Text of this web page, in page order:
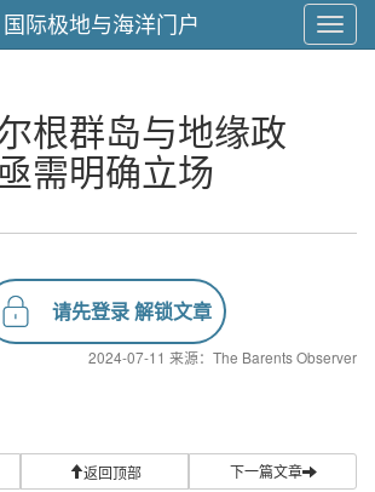
国际极地与海洋门户
根群岛与地缘政
需明确立场
请先登录 解锁文章
2024-07-11 来源：The Barents Observer
返回顶部 下一篇文章